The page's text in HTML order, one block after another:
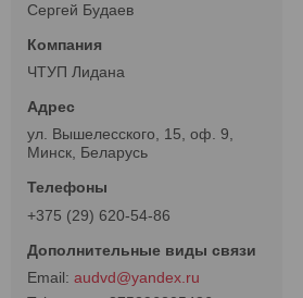
Сергей Будаев
ЧТУП Лидана
ул. Вышелесского, 15, оф. 9,
Минск, Беларусь
+375 (29) 620-54-86
audvd@yandex.ru